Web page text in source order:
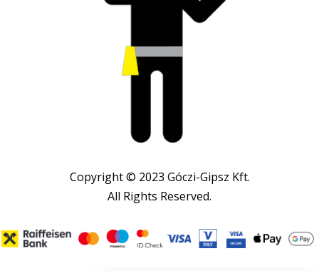
Copyright © 2023 Góczi-Gipsz Kft.
All Rights Reserved.